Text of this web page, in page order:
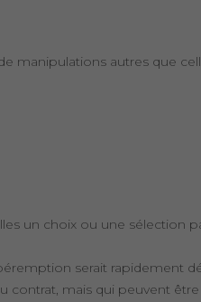
autres que
un choix ou une
serait rapidement
mais qui peuvent